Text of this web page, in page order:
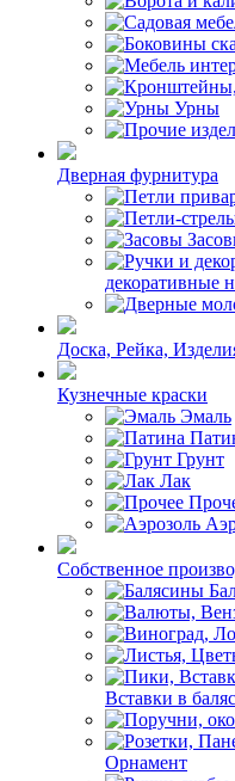
Урны
Дверная фурнитура
декоративные
Доска, Рейка,
Кузнечные краски
Эмаль
Грунт
Лак
Собственное
Вставки в
Орнамент